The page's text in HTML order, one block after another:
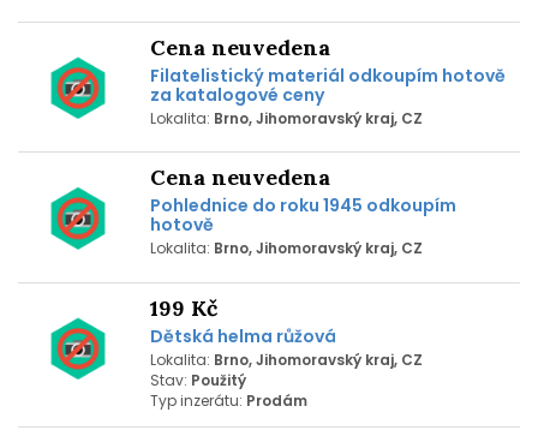
Cena neuvedena
Filatelistický materiál odkoupím hotově
za katalogové ceny
Lokalita: Brno, Jihomoravský kraj, CZ
Cena neuvedena
Pohlednice do roku 1945 odkoupím
hotově
Lokalita: Brno, Jihomoravský kraj, CZ
199 Kč
Dětská helma růžová
Lokalita: Brno, Jihomoravský kraj, CZ
Stav: Použitý
Typ inzerátu: Prodám